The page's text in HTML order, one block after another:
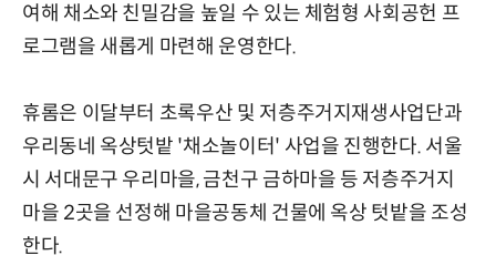
여해 채소와 친밀감을 높일 수 있는 체험형 사회공헌 프
로그램을 새롭게 마련해 운영한다.
휴롬은 이달부터 초록우산 및 저층주거지재생사업단과
우리동네 옥상텃밭 '채소놀이터' 사업을 진행한다. 서울
시 서대문구 우리마을, 금천구 금하마을 등 저층주거지
마을 2곳을 선정해 마을공동체 건물에 옥상 텃밭을 조성
한다.